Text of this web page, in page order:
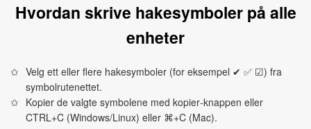
Hvordan skrive hakesymboler på alle
enheter
Velg ett eller flere hakesymboler (for eksempel ✔ ✅ ☑) fra
symbolrutenettet.
Kopier de valgte symbolene med kopier‑knappen eller
CTRL+C (Windows/Linux) eller ⌘+C (Mac).